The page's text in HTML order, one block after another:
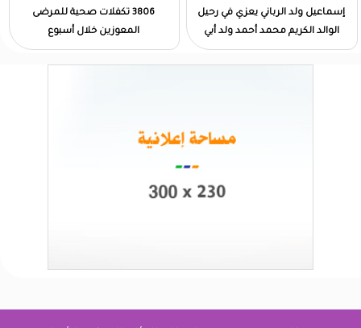
إسماعيل ولد الرباني يعزي في رحيل
الوالد الكريم محمد أحمد ولد أبي
3806 تكفلات صحية للمرضى
المعوزين خلال أسبوع